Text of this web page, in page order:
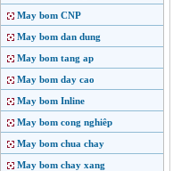
May bom CNP
May bom dan dung
May bom tang ap
May bom day cao
May bom Inline
May bom cong nghiêp
May bom chua chay
May bom chay xang